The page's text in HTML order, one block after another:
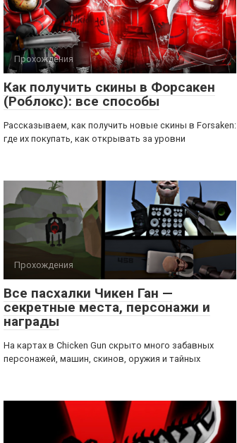
Прохождения
Как получить скины в Форсакен
(Роблокс): все способы
Рассказываем, как получить новые скины в Forsaken:
где их покупать, как открывать за уровни
Прохождения
Все пасхалки Чикен Ган —
секретные места, персонажи и
награды
На картах в Chicken Gun скрыто много забавных
персонажей, машин, скинов, оружия и тайных